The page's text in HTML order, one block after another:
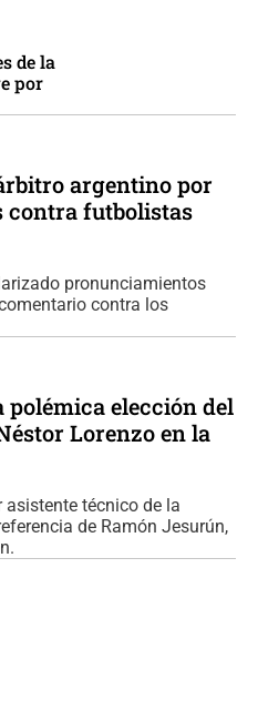
de la
por
argentino por
contra futbolistas
pronunciamientos
contra los
polémica elección del
Lorenzo en la
asistente técnico de la
de Ramón Jesurún,